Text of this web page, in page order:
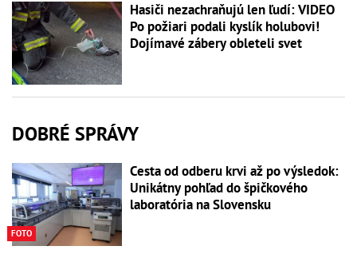
Hasiči nezachraňujú len ľudí: VIDEO
Po požiari podali kyslík holubovi!
Dojímavé zábery obleteli svet
DOBRÉ SPRÁVY
FOTO
Cesta od odberu krvi až po výsledok:
Unikátny pohľad do špičkového
laboratória na Slovensku